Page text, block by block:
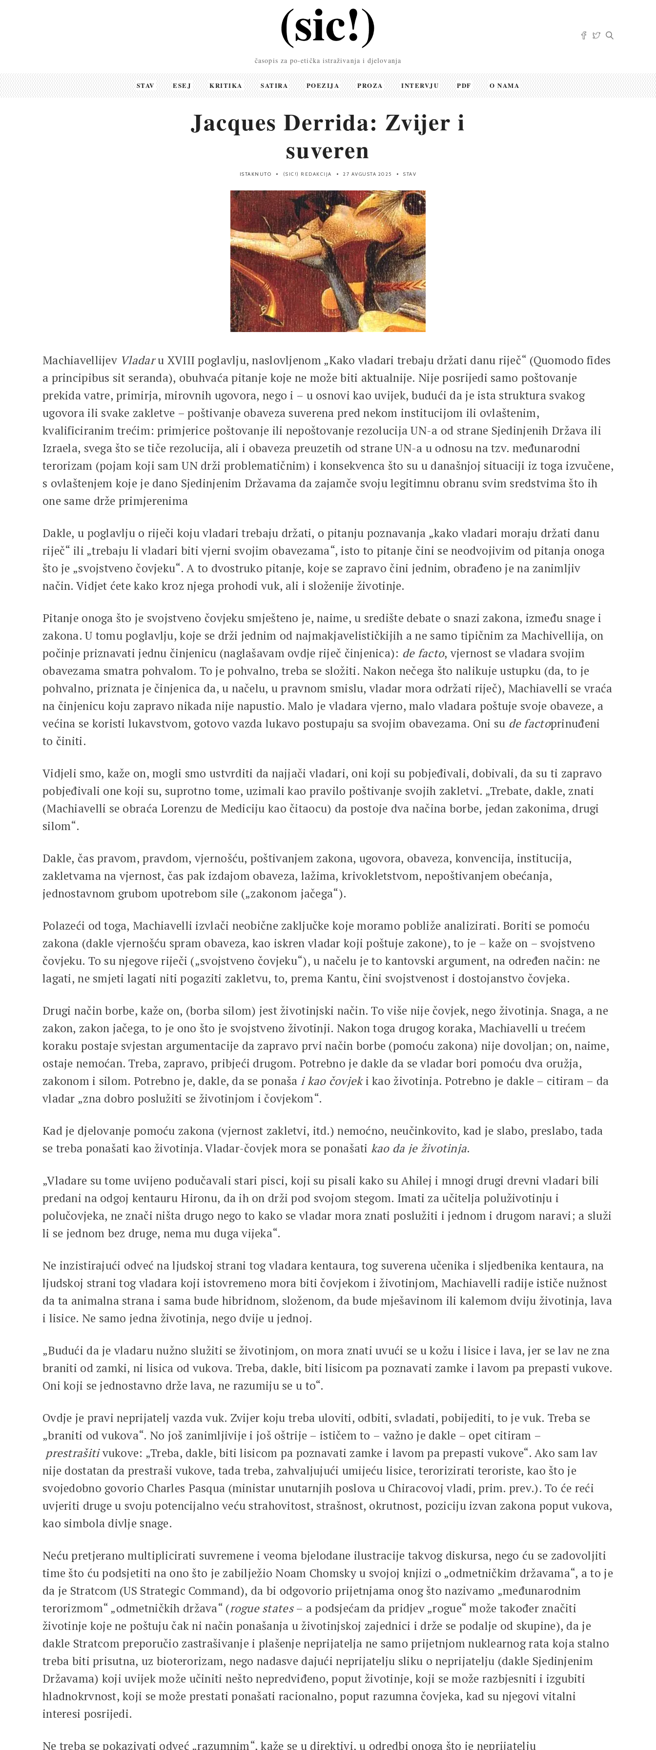
časopis za po-etička istraživanja i djelovanja
STAV ESEJ KRITIKA SATIRA POEZIJA PROZA INTERVJU PDF O NAMA
Jacques Derrida: Zvijer i
suveren
ISTAKNUTO (SIC!) REDAKCIJA 27 AVGUSTA 2025 STAV
Machiavellijev Vladaru XVIII poglavlju, naslovljenom „Kako vladari trebaju držati danu riječ“ (Quomodo fides
a principibus sit seranda), obuhvaća pitanje koje ne može biti aktualnije. Nije posrijedi samo poštovanje
prekida vatre, primirja, mirovnih ugovora, nego i – u osnovi kao uvijek, budući da je ista struktura svakog
ugovora ili svake zakletve – poštivanje obaveza suverena pred nekom institucijom ili ovlaštenim,
kvalificiranim trećim: primjerice poštovanje ili nepoštovanje rezolucija UN-a od strane Sjedinjenih Država ili
Izraela, svega što se tiče rezolucija, ali i obaveza preuzetih od strane UN-a u odnosu na tzv. međunarodni
terorizam (pojam koji sam UN drži problematičnim) i konsekvenca što su u današnjoj situaciji iz toga izvučene,
s ovlaštenjem koje je dano Sjedinjenim Državama da zajamče svoju legitimnu obranu svim sredstvima što ih
one same drže primjerenima
Dakle, u poglavlju o riječi koju vladari trebaju držati, o pitanju poznavanja „kako vladari moraju držati danu
riječ“ ili „trebaju li vladari biti vjerni svojim obavezama“, isto to pitanje čini se neodvojivim od pitanja onoga
što je „svojstveno čovjeku“. A to dvostruko pitanje, koje se zapravo čini jednim, obrađeno je na zanimljiv
način. Vidjet ćete kako kroz njega prohodi vuk, ali i složenije životinje.
Pitanje onoga što je svojstveno čovjeku smješteno je, naime, u središte debate o snazi zakona, između snage i
zakona. U tomu poglavlju, koje se drži jednim od najmakjavelističkijih a ne samo tipičnim za Machivellija, on
počinje priznavati jednu činjenicu (naglašavam ovdje riječ činjenica): de facto, vjernost se vladara svojim
obavezama smatra pohvalom. To je pohvalno, treba se složiti. Nakon nečega što nalikuje ustupku (da, to je
pohvalno, priznata je činjenica da, u načelu, u pravnom smislu, vladar mora održati riječ), Machiavelli se vraća
na činjenicu koju zapravo nikada nije napustio. Malo je vladara vjerno, malo vladara poštuje svoje obaveze, a
većina se koristi lukavstvom, gotovo vazda lukavo postupaju sa svojim obavezama. Oni su de factoprinuđeni
to činiti.
Vidjeli smo, kaže on, mogli smo ustvrditi da najjači vladari, oni koji su pobjeđivali, dobivali, da su ti zapravo
pobjeđivali one koji su, suprotno tome, uzimali kao pravilo poštivanje svojih zakletvi. „Trebate, dakle, znati
(Machiavelli se obraća Lorenzu de Mediciju kao čitaocu) da postoje dva načina borbe, jedan zakonima, drugi
silom“.
Dakle, čas pravom, pravdom, vjernošću, poštivanjem zakona, ugovora, obaveza, konvencija, institucija,
zakletvama na vjernost, čas pak izdajom obaveza, lažima, krivokletstvom, nepoštivanjem obećanja,
jednostavnom grubom upotrebom sile („zakonom jačega“).
Polazeći od toga, Machiavelli izvlači neobične zaključke koje moramo pobliže analizirati. Boriti se pomoću
zakona (dakle vjernošću spram obaveza, kao iskren vladar koji poštuje zakone), to je – kaže on – svojstveno
čovjeku. To su njegove riječi („svojstveno čovjeku“), u načelu je to kantovski argument, na određen način: ne
lagati, ne smjeti lagati niti pogaziti zakletvu, to, prema Kantu, čini svojstvenost i dostojanstvo čovjeka.
Drugi način borbe, kaže on, (borba silom) jest životinjski način. To više nije čovjek, nego životinja. Snaga, a ne
zakon, zakon jačega, to je ono što je svojstveno životinji. Nakon toga drugog koraka, Machiavelli u trećem
koraku postaje svjestan argumentacije da zapravo prvi način borbe (pomoću zakona) nije dovoljan; on, naime,
ostaje nemoćan. Treba, zapravo, pribjeći drugom. Potrebno je dakle da se vladar bori pomoću dva oružja,
zakonom i silom. Potrebno je, dakle, da se ponaša i kao čovjeki kao životinja. Potrebno je dakle – citiram – da
vladar „zna dobro poslužiti se životinjom i čovjekom“.
Kad je djelovanje pomoću zakona (vjernost zakletvi, itd.) nemoćno, neučinkovito, kad je slabo, preslabo, tada
se treba ponašati kao životinja. Vladar-čovjek mora se ponašati kao da je životinja.
„Vladare su tome uvijeno podučavali stari pisci, koji su pisali kako su Ahilej i mnogi drugi drevni vladari bili
predani na odgoj kentauru Hironu, da ih on drži pod svojom stegom. Imati za učitelja poluživotinju i
polučovjeka, ne znači ništa drugo nego to kako se vladar mora znati poslužiti i jednom i drugom naravi; a služi
li se jednom bez druge, nema mu duga vijeka“.
Ne inzistirajući odveć na ljudskoj strani tog vladara kentaura, tog suverena učenika i sljedbenika kentaura, na
ljudskoj strani tog vladara koji istovremeno mora biti čovjekom i životinjom, Machiavelli radije ističe nužnost
da ta animalna strana i sama bude hibridnom, složenom, da bude mješavinom ili kalemom dviju životinja, lava
i lisice. Ne samo jedna životinja, nego dvije u jednoj.
„Budući da je vladaru nužno služiti se životinjom, on mora znati uvući se u kožu i lisice i lava, jer se lav ne zna
braniti od zamki, ni lisica od vukova. Treba, dakle, biti lisicom pa poznavati zamke i lavom pa prepasti vukove.
Oni koji se jednostavno drže lava, ne razumiju se u to“.
Ovdje je pravi neprijatelj vazda vuk. Zvijer koju treba uloviti, odbiti, svladati, pobijediti, to je vuk. Treba se
„braniti od vukova“. No još zanimljivije i još oštrije – ističem to – važno je dakle – opet citiram –
prestrašitivukove: „Treba, dakle, biti lisicom pa poznavati zamke i lavom pa prepasti vukove“. Ako sam lav
nije dostatan da prestraši vukove, tada treba, zahvaljujući umijeću lisice, terorizirati teroriste, kao što je
svojedobno govorio Charles Pasqua (ministar unutarnjih poslova u Chiracovoj vladi, prim. prev.). To će reći
uvjeriti druge u svoju potencijalno veću strahovitost, strašnost, okrutnost, poziciju izvan zakona poput vukova,
kao simbola divlje snage.
Neću pretjerano multiplicirati suvremene i veoma bjelodane ilustracije takvog diskursa, nego ću se zadovoljiti
time što ću podsjetiti na ono što je zabilježio Noam Chomsky u svojoj knjizi o „odmetničkim državama“, a to je
da je Stratcom (US Strategic Command), da bi odgovorio prijetnjama onog što nazivamo „međunarodnim
terorizmom“ „odmetničkih država“ (rogue states– a podsjećam da pridjev „rogue“ može također značiti
životinje koje ne poštuju čak ni način ponašanja u životinjskoj zajednici i drže se podalje od skupine), da je
dakle Stratcom preporučio zastrašivanje i plašenje neprijatelja ne samo prijetnjom nuklearnog rata koja stalno
treba biti prisutna, uz bioterorizam, nego nadasve dajući neprijatelju sliku o neprijatelju (dakle Sjedinjenim
Državama) koji uvijek može učiniti nešto nepredviđeno, poput životinje, koji se može razbjesniti i izgubiti
hladnokrvnost, koji se može prestati ponašati racionalno, poput razumna čovjeka, kad su njegovi vitalni
interesi posrijedi.
Ne treba se pokazivati odveć „razumnim“, kaže se u direktivi, u odredbi onoga što je neprijatelju